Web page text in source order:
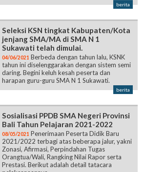
berita
Seleksi KSN tingkat Kabupaten/Kota
jenjang SMA/MA di SMA N 1
Sukawati telah dimulai.
04/06/2021 Berbeda dengan tahun lalu, KSNK
tahun ini diselenggarakan dengan sistem semi
daring. Begini keluh kesah peserta dan
harapan guru-guru SMA N 1 Sukawati.
berita
Sosialisasi PPDB SMA Negeri Provinsi
Bali Tahun Pelajaran 2021-2022
08/05/2021 Penerimaan Peserta Didik Baru
2021/2022 terbagi atas beberapa jalur, yakni
Zonasi, Afirmasi, Perpindahan Tugas
Orangtua/Wali, Rangking Nilai Rapor serta
Prestasi. Berikut adalah detail tatacara